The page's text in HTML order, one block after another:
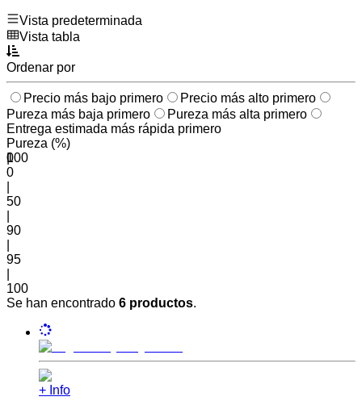
Vista predeterminada
Vista tabla
Ordenar por
Precio más bajo primero
Precio más alto primero
Pureza más baja primero
Pureza más alta primero
Entrega estimada más rápida primero
Pureza (%)
0
100
|
0
50
90
95
100
Se han encontrado 6 productos.
+ Info